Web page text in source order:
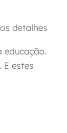
detalhes
educação.
estes